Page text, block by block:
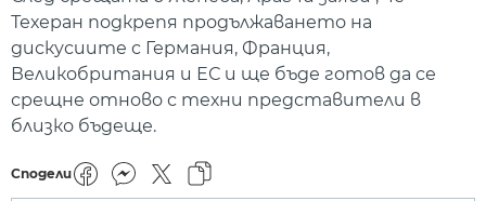
Техеран подкрепя продължаването на
дискусиите с Германия, Франция,
Великобритания и ЕС и ще бъде готов да се
срещне отново с техни представители в
близко бъдеще.
Сподели